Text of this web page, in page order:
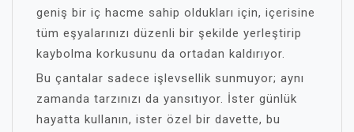
geniş bir iç hacme sahip oldukları için, içerisine
tüm eşyalarınızı düzenli bir şekilde yerleştirip
kaybolma korkusunu da ortadan kaldırıyor.
Bu çantalar sadece işlevsellik sunmuyor; aynı
zamanda tarzınızı da yansıtıyor. İster günlük
hayatta kullanın, ister özel bir davette, bu